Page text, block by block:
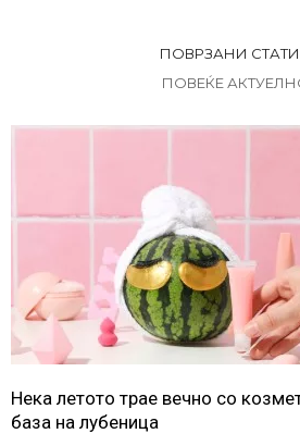
ПОВРЗАНИ
ПОВЕЌЕ
Нека летото трае вечно со
база на лубеница